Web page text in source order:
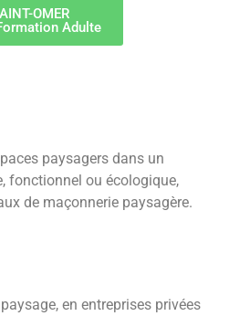
OMER
Adulte
paysagers dans un
fonctionnel ou écologique,
de maçonnerie paysagère.
en entreprises privées